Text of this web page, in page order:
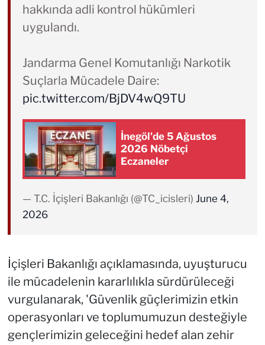
hakkında adli kontrol hükümleri
uygulandı.
Jandarma Genel Komutanlığı Narkotik
Suçlarla Mücadele Daire:
pic.twitter.com/BjDV4wQ9TU
İnegöl'de 5 Ağustos
2026 Nöbetçi
Eczaneler
— T.C. İçişleri Bakanlığı (@TC_icisleri) June 4,
2026
İçişleri Bakanlığı açıklamasında, uyuşturucu
ile mücadelenin kararlılıkla sürdürüleceği
vurgulanarak, 'Güvenlik güçlerimizin etkin
operasyonları ve toplumumuzun desteğiyle
gençlerimizin geleceğini hedef alan zehir